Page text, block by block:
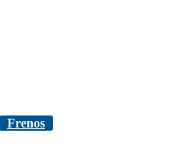
Frenos